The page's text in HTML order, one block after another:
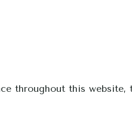
throughout this